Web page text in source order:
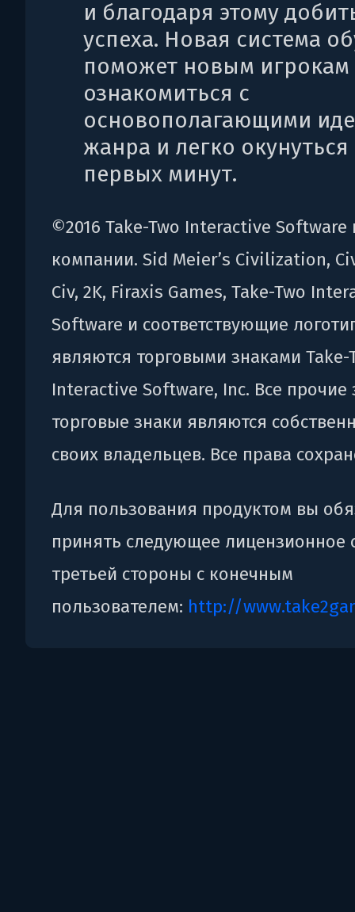
и благодаря этому
успеха. Новая система
поможет новым игрокам
ознакомиться с
основополагающими
жанра и легко окунуться
первых минут.
©2016 Take-Two Interactive Software
компании. Sid Meier’s Civilization,
Civ, 2K, Firaxis Games, Take-Two
Software и соответствующие
являются торговыми знаками Take-
Interactive Software, Inc. Все прочие
торговые знаки являются
своих владельцев. Все права
Для пользования продуктом вы
принять следующее лицензионное
третьей стороны с конечным
пользователем: http://